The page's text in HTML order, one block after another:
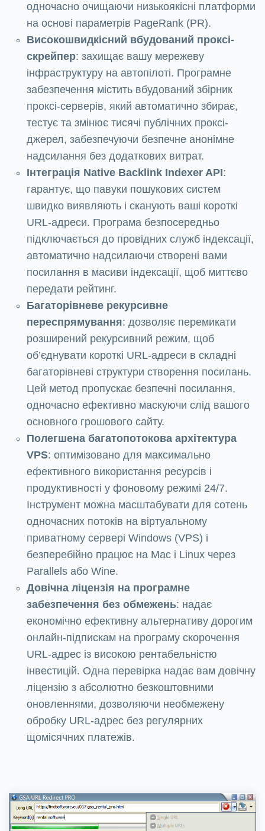
одночасно очищаючи низькоякісні платформи
на основі параметрів PageRank (PR).
Високошвидкісний вбудований проксі-
скрейпер: захищає вашу мережеву
інфраструктуру на автопілоті. Програмне
забезпечення містить вбудований збірник
проксі-серверів, який автоматично збирає,
тестує та змінює тисячі публічних проксі-
джерел, забезпечуючи безпечне анонімне
надсилання без додаткових витрат.
Інтеграція Native Backlink Indexer API:
гарантує, що павуки пошукових систем
швидко виявляють і сканують ваші короткі
URL-адреси. Програма безпосередньо
підключається до провідних служб індексації,
автоматично надсилаючи створені вами
посилання в масиви індексації, щоб миттєво
передати рейтинг.
Багаторівневе рекурсивне
переспрямування: дозволяє перемикати
розширений рекурсивний режим, щоб
об’єднувати короткі URL-адреси в складні
багаторівневі структури створення посилань.
Цей метод пропускає безпечні посилання,
одночасно ефективно маскуючи слід вашого
основного грошового сайту.
Полегшена багатопотокова архітектура
VPS: оптимізовано для максимально
ефективного використання ресурсів і
продуктивності у фоновому режимі 24/7.
Інструмент можна масштабувати для сотень
одночасних потоків на віртуальному
приватному сервері Windows (VPS) і
безперебійно працює на Mac і Linux через
Parallels або Wine.
Довічна ліцензія на програмне
забезпечення без обмежень: надає
економічно ефективну альтернативу дорогим
онлайн-підпискам на програму скорочення
URL-адрес із високою рентабельністю
інвестицій. Одна перевірка надає вам довічну
ліцензію з абсолютно безкоштовними
оновленнями, дозволяючи необмежену
обробку URL-адрес без регулярних
щомісячних платежів.